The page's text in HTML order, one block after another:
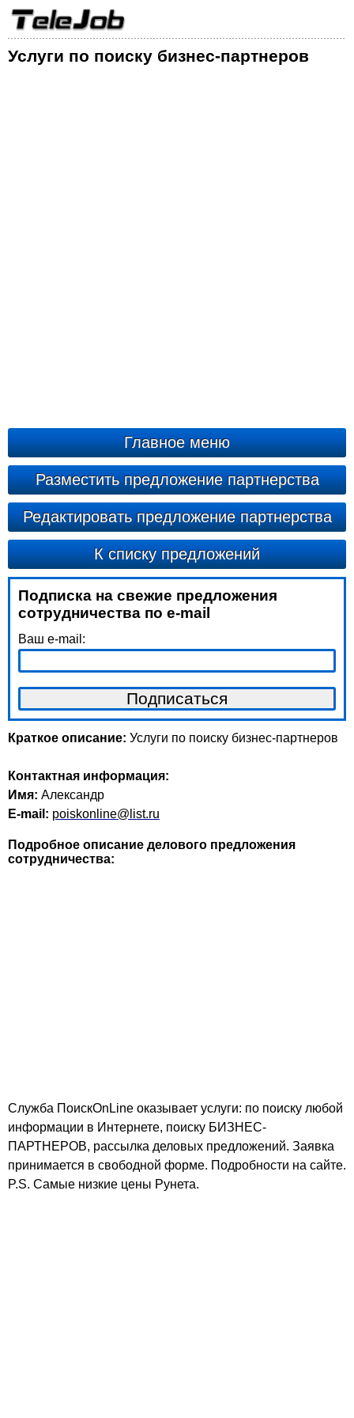
Услуги по поиску бизнес-партнеров
Главное меню
Разместить предложение партнерства
Редактировать предложение партнерства
К списку предложений
Подписка на свежие предложения
сотрудничества по e-mail
Ваш e-mail:
Краткое описание: Услуги по поиску бизнес-партнеров
Контактная информация:
Имя: Александр
E-mail: poiskonline@list.ru
Подробное описание делового предложения
сотрудничества:
Служба ПоискOnLine оказывает услуги: по поиску любой
информации в Интернете, поиску БИЗНЕС-
ПАРТНЕРОВ, рассылка деловых предложений. Заявка
принимается в свободной форме. Подробности на сайте.
P.S. Самые низкие цены Рунета.